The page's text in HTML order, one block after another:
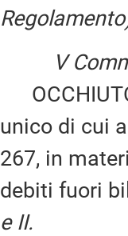
V
unico di cui
267, in
debiti fuori
e II.